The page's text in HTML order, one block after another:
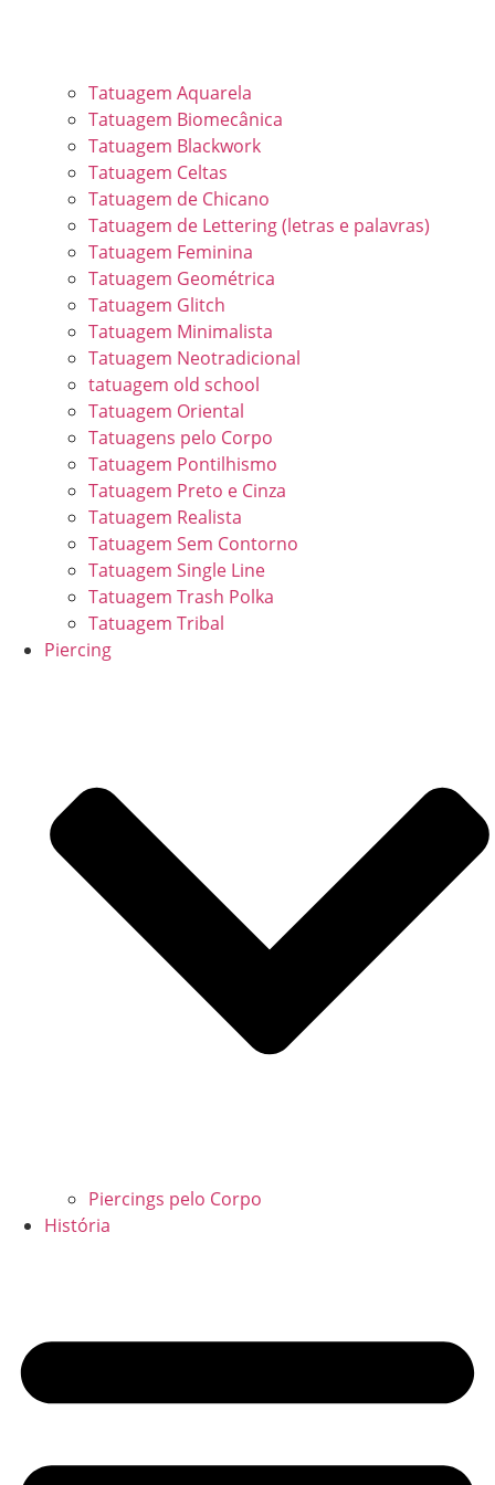
Tatuagem Aquarela
Tatuagem Biomecânica
Tatuagem Blackwork
Tatuagem Celtas
Tatuagem de Chicano
Tatuagem de Lettering (letras e palavras)
Tatuagem Feminina
Tatuagem Geométrica
Tatuagem Glitch
Tatuagem Minimalista
Tatuagem Neotradicional
tatuagem old school
Tatuagem Oriental
Tatuagens pelo Corpo
Tatuagem Pontilhismo
Tatuagem Preto e Cinza
Tatuagem Realista
Tatuagem Sem Contorno
Tatuagem Single Line
Tatuagem Trash Polka
Tatuagem Tribal
Piercing
Piercings pelo Corpo
História